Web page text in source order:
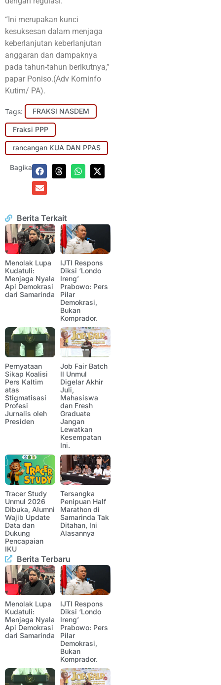
“Ini merupakan kunci
kesuksesan dalam menjaga
keberlanjutan keberlanjutan
anggaran dan dampaknya
pada tahun-tahun berikutnya,”
papar Poniso.(Adv Kominfo
Kutim/ PA).
Tags: FRAKSI NASDEM
Fraksi PPP
rancangan KUA DAN PPAS
Bagikan:
Berita Terkait
Menolak Lupa
Kudatuli:
Menjaga Nyala
Api Demokrasi
dari Samarinda
IJTI Respons
Diksi ‘Londo
Ireng’
Prabowo: Pers
Pilar
Demokrasi,
Bukan
Komprador.
Pernyataan
Sikap Koalisi
Pers Kaltim
atas
Stigmatisasi
Profesi
Jurnalis oleh
Presiden
Job Fair Batch
II Unmul
Digelar Akhir
Juli,
Mahasiswa
dan Fresh
Graduate
Jangan
Lewatkan
Kesempatan
Ini.
Tracer Study
Unmul 2026
Dibuka, Alumni
Wajib Update
Data dan
Dukung
Pencapaian
IKU
Tersangka
Penipuan Half
Marathon di
Samarinda Tak
Ditahan, Ini
Alasannya
Berita Terbaru
Menolak Lupa
Kudatuli:
Menjaga Nyala
Api Demokrasi
dari Samarinda
IJTI Respons
Diksi ‘Londo
Ireng’
Prabowo: Pers
Pilar
Demokrasi,
Bukan
Komprador.